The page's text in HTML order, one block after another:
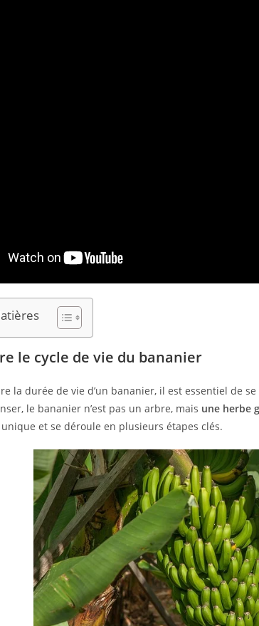
le cycle de vie du bananier
la durée de vie d’un bananier, il est essentiel de
le bananier n’est pas un arbre, mais une herbe
et se déroule en plusieurs étapes clés.